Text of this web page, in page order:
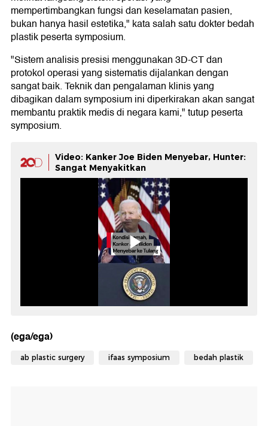
mempertimbangkan fungsi dan keselamatan pasien,
bukan hanya hasil estetika," kata salah satu dokter bedah
plastik peserta symposium.
"Sistem analisis presisi menggunakan 3D-CT dan
protokol operasi yang sistematis dijalankan dengan
sangat baik. Teknik dan pengalaman klinis yang
dibagikan dalam symposium ini diperkirakan akan sangat
membantu praktik medis di negara kami," tutup peserta
symposium.
Video: Kanker Joe Biden Menyebar, Hunter:
Sangat Menyakitkan
(ega/ega)
ab plastic surgery ifaas symposium bedah plastik